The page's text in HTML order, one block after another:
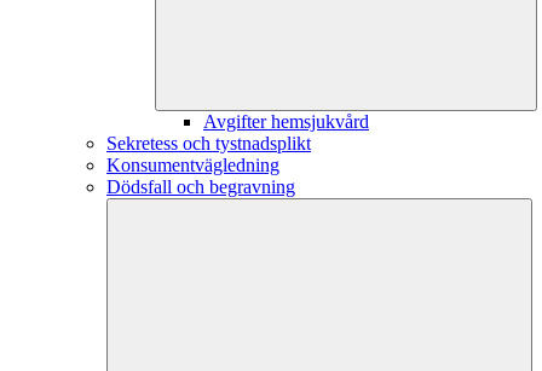
Avgifter hemsjukvård
Sekretess och tystnadsplikt
Konsumentvägledning
Dödsfall och begravning